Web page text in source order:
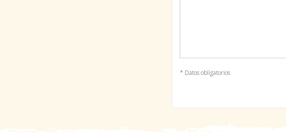
* Datos obligatorios